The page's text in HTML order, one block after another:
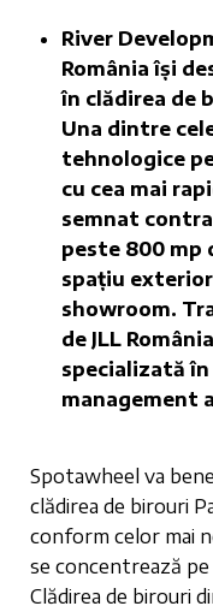
River
România își
în clădirea de
Una dintre
tehnologice
cu cea mai
semnat
peste 800 mp
spațiu
showroom.
de JLL
specializată
management
Spotawheel va
clădirea de birouri
conform celor mai
se concentrează
Clădirea de birouri